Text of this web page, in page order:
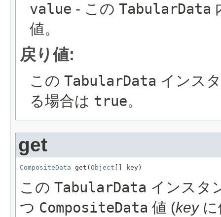
value - この TabularData
値。
戻り値:
この TabularData インス
る場合は true。
get
CompositeData get( Object [] key)
この TabularData インスタ
つ CompositeData 値 (keyに